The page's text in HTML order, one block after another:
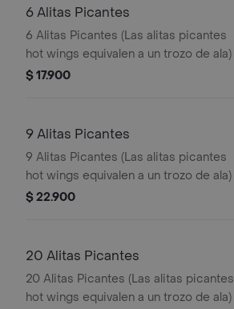
6 Alitas Picantes
6 Alitas Picantes (Las alitas picantes
hot wings equivalen a un trozo de ala)
$ 17.900
9 Alitas Picantes
9 Alitas Picantes (Las alitas picantes
hot wings equivalen a un trozo de ala)
$ 22.900
20 Alitas Picantes
20 Alitas Picantes (Las alitas picantes
hot wings equivalen a un trozo de ala)